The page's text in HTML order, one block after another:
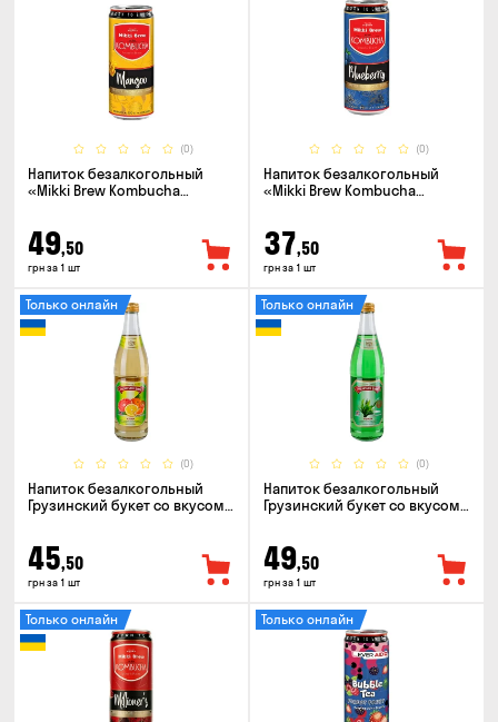
(0)
Напиток безалкогольный
«Mikki Brew Kombucha
49,50
грн за 1 шт
(0)
Напиток безалкогольный
«Mikki Brew Kombucha
37,50
грн за 1 шт
(0)
Только онлайн
Напиток безалкогольный
Грузинский букет со вкусом
45,50
грн за 1 шт
(0)
Только онлайн
Напиток безалкогольный
Грузинский букет со вкусом
49,50
грн за 1 шт
Только онлайн Только онлайн